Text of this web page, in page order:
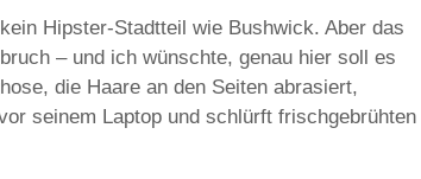
Hipster-Stadtteil wie Bushwick. Aber das
– und ich wünschte, genau hier soll es
die Haare an den Seiten abrasiert,
seinem Laptop und schlürft frischgebrühten